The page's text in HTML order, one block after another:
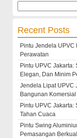
Recent Posts
Pintu Jendela
Perawatan
Pintu UPVC Jakarta:
Elegan, Dan Minim
Jendela Lipat UPVC
Bangunan Komersial
Pintu UPVC Jakarta:
Tahan Cuaca
Pintu Swing
Pemasangan